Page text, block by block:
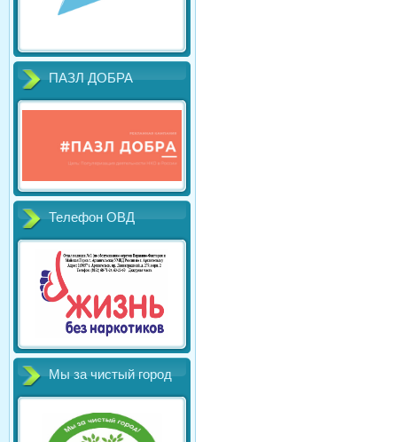
ПАЗЛ ДОБРА
Телефон ОВД
Мы за чистый город